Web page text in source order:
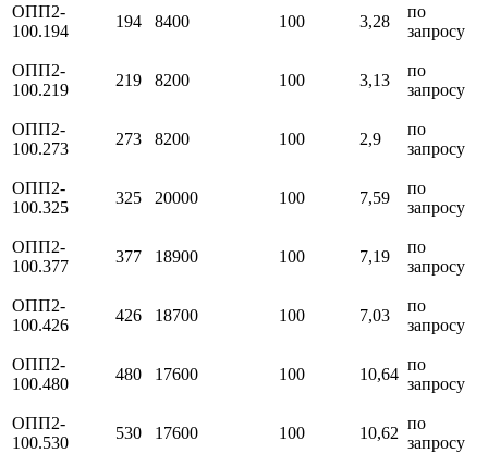
ОПП2-
100.194
194 8400 100 3,28
по
запросу
ОПП2-
100.219
219 8200 100 3,13
по
запросу
ОПП2-
100.273
273 8200 100 2,9
по
запросу
ОПП2-
100.325
325 20000 100 7,59
по
запросу
ОПП2-
100.377
377 18900 100 7,19
по
запросу
ОПП2-
100.426
426 18700 100 7,03
по
запросу
ОПП2-
100.480
480 17600 100 10,64
по
запросу
ОПП2-
100.530
530 17600 100 10,62
по
запросу